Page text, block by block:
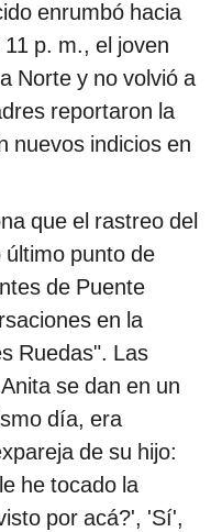
enrumbó hacia
p. m., el joven
Norte y no volvió a
reportaron la
nuevos indicios en
que el rastreo del
punto de
de Puente
en la
Ruedas". Las
se dan en un
día, era
de su hijo:
he tocado la
por acá?', 'Sí',